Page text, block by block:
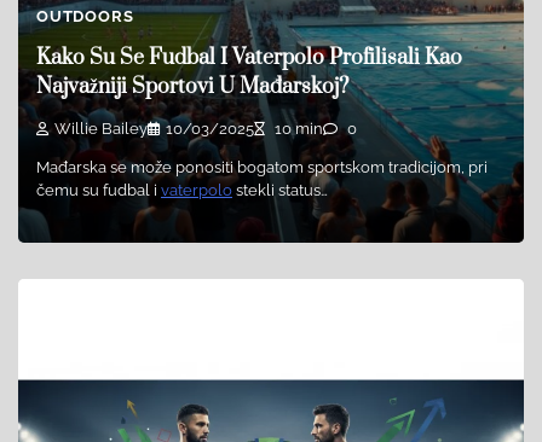
OUTDOORS
Kako Su Se Fudbal I Vaterpolo Profilisali Kao
Najvažniji Sportovi U Mađarskoj?
Willie Bailey 10/03/2025 10 min 0
Mađarska se može ponositi bogatom sportskom tradicijom, pri
čemu su fudbal i vaterpolo stekli status…